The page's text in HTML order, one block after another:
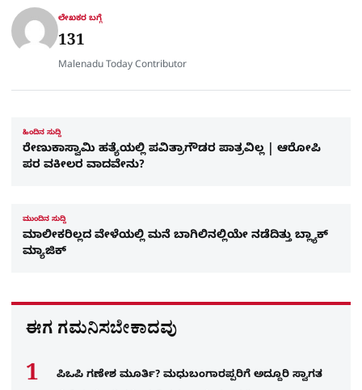
ಲೇಖಕರ ಬಗ್ಗೆ
131
Malenadu Today Contributor
ಹಿಂದಿನ ಸುದ್ದಿ
ರೇಣುಕಾಸ್ವಾಮಿ ಹತ್ಯೆಯಲ್ಲಿ ಪವಿತ್ರಾಗೌಡರ ಪಾತ್ರವಿಲ್ಲ | ಆರೋಪಿ
ಪರ ವಕೀಲರ ವಾದವೇನು?
ಮುಂದಿನ ಸುದ್ದಿ
ಮಾಲೀಕರಿಲ್ಲದ ವೇಳೆಯಲ್ಲಿ ಮನೆ ಬಾಗಿಲಿನಲ್ಲಿಯೇ ನಡೆದಿತ್ತು ಬ್ಲ್ಯಾಕ್‌
ಮ್ಯಾಜಿಕ್‌
ಈಗ ಗಮನಿಸಬೇಕಾದವು
ಪಿಒಪಿ ಗಣೇಶ ಮೂರ್ತಿ? ಮಧುಬಂಗಾರಪ್ಪರಿಗೆ ಅದ್ದೂರಿ ಸ್ವಾಗತ